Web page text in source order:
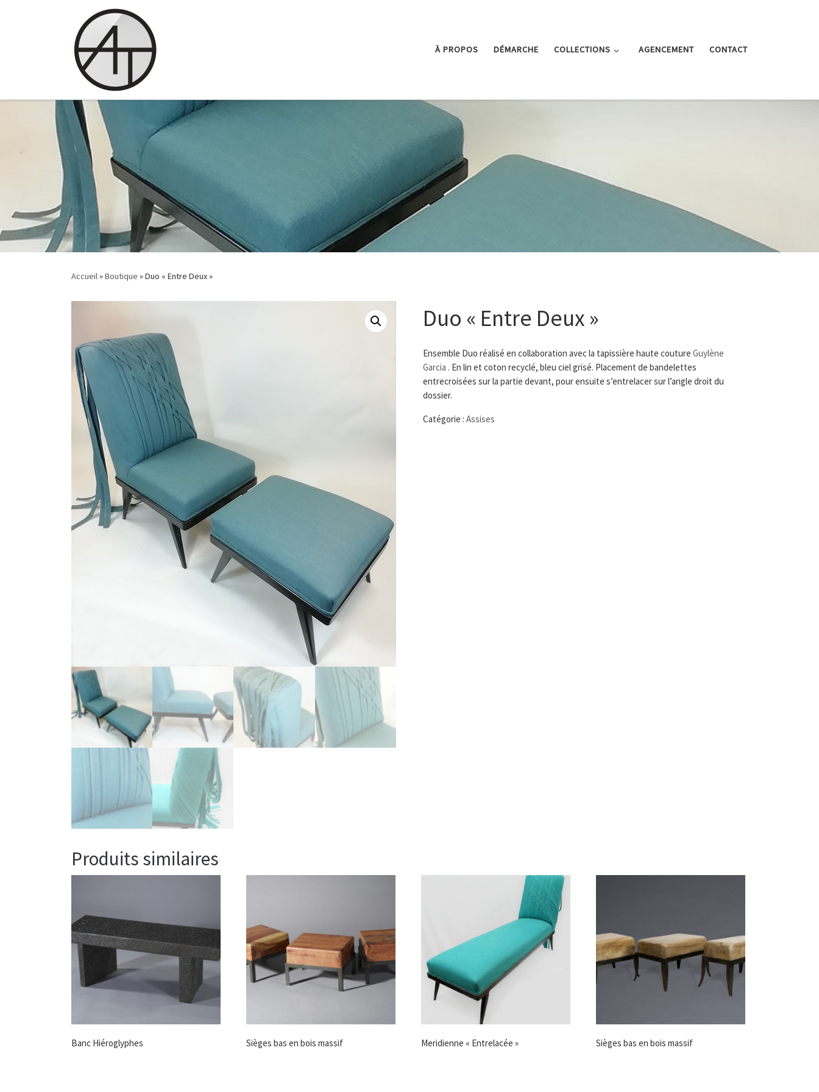
À PROPOS DÉMARCHE COLLECTIONS AGENCEMENT CONTACT
Accueil»Boutique »Duo « Entre Deux »
Duo « Entre Deux »
Ensemble Duo réalisé en collaboration avec la tapissière haute coutureGuylène
Garcia . En lin et coton recyclé, bleu ciel grisé. Placement de bandelettes
entrecroisées sur la partie devant, pour ensuite s’entrelacer sur l’angle droit du
dossier.
Catégorie :Assises
Produits similaires
Banc Hiéroglyphes Sièges bas en bois massif Meridienne « Entrelacée » Sièges bas en bois massif